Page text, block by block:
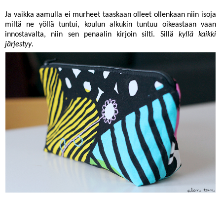
Ja vaikka aamulla ei murheet taaskaan olleet ollenkaan niin isoja
miltä ne yöllä tuntui, koulun alkukin tuntuu oikeastaan vaan
innostavalta, niin sen penaalin kirjoin silti. Sillä kyllä kaikki
järjestyy.